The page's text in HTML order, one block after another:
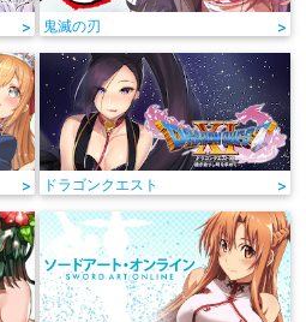
> 鬼滅の刃 >
> ドラゴンクエスト >